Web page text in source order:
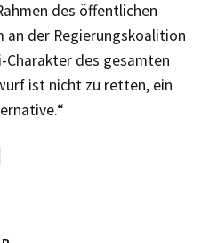
des öffentlichen
an der Regierungskoalition
des gesamten
ist nicht zu retten, ein